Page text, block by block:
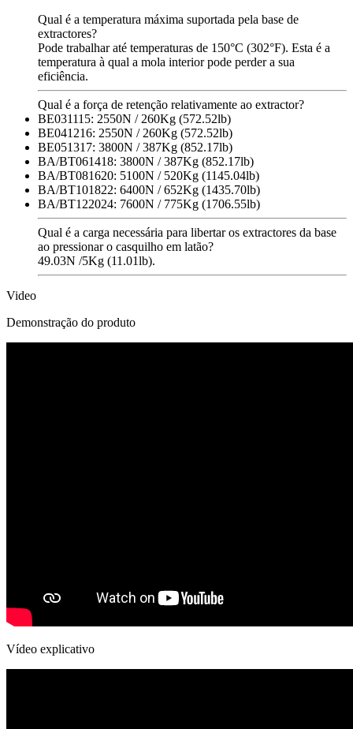
Qual é a temperatura máxima suportada pela base de
extractores?
Pode trabalhar até temperaturas de 150°C (302°F). Esta é a
temperatura à qual a mola interior pode perder a sua
eficiência.
Qual é a força de retenção relativamente ao extractor?
BE031115: 2550N / 260Kg (572.52lb)
BE041216: 2550N / 260Kg (572.52lb)
BE051317: 3800N / 387Kg (852.17lb)
BA/BT061418: 3800N / 387Kg (852.17lb)
BA/BT081620: 5100N / 520Kg (1145.04lb)
BA/BT101822: 6400N / 652Kg (1435.70lb)
BA/BT122024: 7600N / 775Kg (1706.55lb)
Qual é a carga necessária para libertar os extractores da base
ao pressionar o casquilho em latão?
49.03N /5Kg (11.01lb).
Video
Demonstração do produto
Vídeo explicativo